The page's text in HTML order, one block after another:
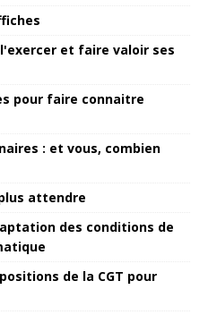
et faire valoir ses
pour faire connaitre
: et vous, combien
attendre
des conditions de
de la CGT pour